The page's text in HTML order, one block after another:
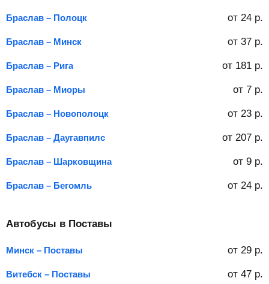
Браслав – Полоцк от 24 р.
Браслав – Минск от 37 р.
Браслав – Рига от 181 р.
Браслав – Миоры от 7 р.
Браслав – Новополоцк от 23 р.
Браслав – Даугавпилс от 207 р.
Браслав – Шарковщина от 9 р.
Браслав – Бегомль от 24 р.
Автобусы в Поставы
Минск – Поставы от 29 р.
Витебск – Поставы от 47 р.